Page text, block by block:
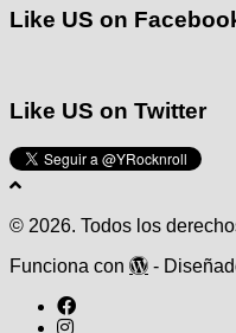
Like US on
Like US on Twitter
© 2026. Todos los
Funciona con
-